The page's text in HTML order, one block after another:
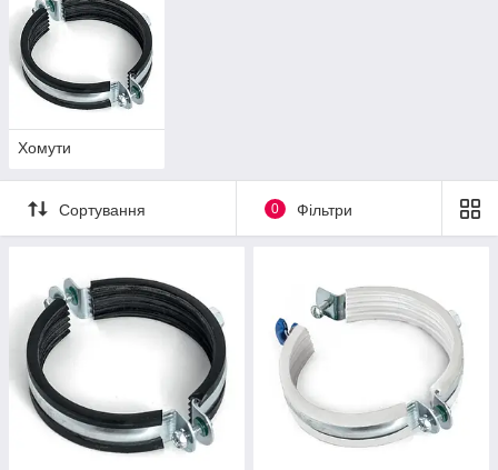
Хомути
Сортування 0 Фільтри